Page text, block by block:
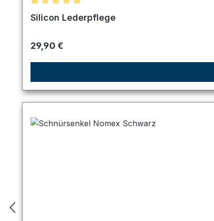
Durchschnittliche Bewertung von 5 von 5 Sternen
Silicon Lederpflege
Regulärer Preis:
29,90 €